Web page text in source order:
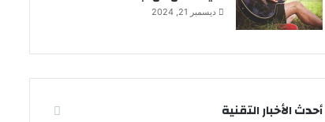
ديسمبر 21, 2024
أحدث الأخبار التقنية